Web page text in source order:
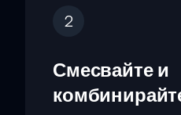
2
Смесвайте и